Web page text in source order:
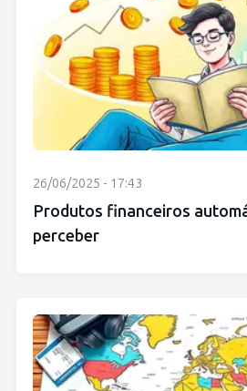
26/06/2025 - 17:43
Produtos financeiros
perceber